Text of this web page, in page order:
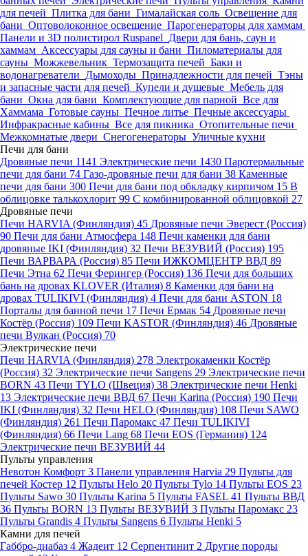
для печей Плитка для бани Гималайская соль Освещение для
бани Оптоволоконное освещение Парогенераторы для хаммам
Панели и 3D полистирол Ruspanel Двери для бань, саун и
хаммам Аксессуары для сауны и бани Пиломатериалы для
сауны Можжевельник Термозащита печей Баки и
водонагреватели Дымоходы Принадлежности для печей Тэны
и запасные части для печей Купели и душевые Мебель для
бани Окна для бани Комплектующие для парной Все для
Хаммама Готовые сауны Печное литье Печные аксессуары
Инфракрасные кабины Все для пикника Отопительные печи
Межкомнатые двери Снегогенераторы Уличные кухни
Печи для бани
Дровяные печи 1141 Электрические печи 1430 Паротермальные
печи для бани 74 Газо-дровяные печи для бани 38 Каменные
печи для бани 300 Печи для бани под обкладку кирпичом 15 В
облицовке талькохлорит 99 С комбинированной облицовкой 27
Дровяные печи
Печи HARVIA (Финляндия) 45 Дровяные печи Эверест (Россия)
90 Печи для бани Атмосфера 148 Печи каменки для бани
дровяные IKI (Финляндия) 32 Печи ВЕЗУВИЙ (Россия) 195
Печи ВАРВАРА (Россия) 85 Печи ИЖКОМЦЕНТР ВВД 89
Печи Этна 62 Печи Ферингер (Россия) 136 Печи для больших
бань на дровах KLOVER (Италия) 8 Каменки для бани на
дровах TULIKIVI (Финляндия) 4 Печи для бани ASTON 18
Порталы для банной печи 17 Печи Ермак 54 Дровяные печи
Костёр (Россия) 109 Печи KASTOR (Финляндия) 46 Дровяные
печи Вулкан (Россия) 70
Электрические печи
Печи HARVIA (Финляндия) 278 Электрокаменки Костёр
(Россия) 32 Электрические печи Sangens 29 Электрические печи
BORN 43 Печи TYLO (Швеция) 38 Электрические печи Henki
13 Электрические печи ВВД 67 Печи Karina (Россия) 190 Печи
IKI (Финляндия) 32 Печи HELO (Финляндия) 108 Печи SAWO
(Финляндия) 261 Печи Паромакс 47 Печи TULIKIVI
(Финляндия) 66 Печи Lang 68 Печи EOS (Германия) 124
Электрические печи ВЕЗУВИЙ 44
Пульты управления
Невотон Комфорт 3 Панели управления Harvia 29 Пульты для
печей Костер 12 Пульты Helo 20 Пульты Tylo 14 Пульты EOS 23
Пульты Sawo 30 Пульты Karina 5 Пульты FASEL 41 Пульты ВВД
36 Пульты BORN 13 Пульты ВЕЗУВИЙ 3 Пульты Паромакс 23
Пульты Grandis 4 Пульты Sangens 6 Пульты Henki 5
Камни для печей
Габбро-диабаз 4 Жадеит 12 Серпентинит 2 Другие породы